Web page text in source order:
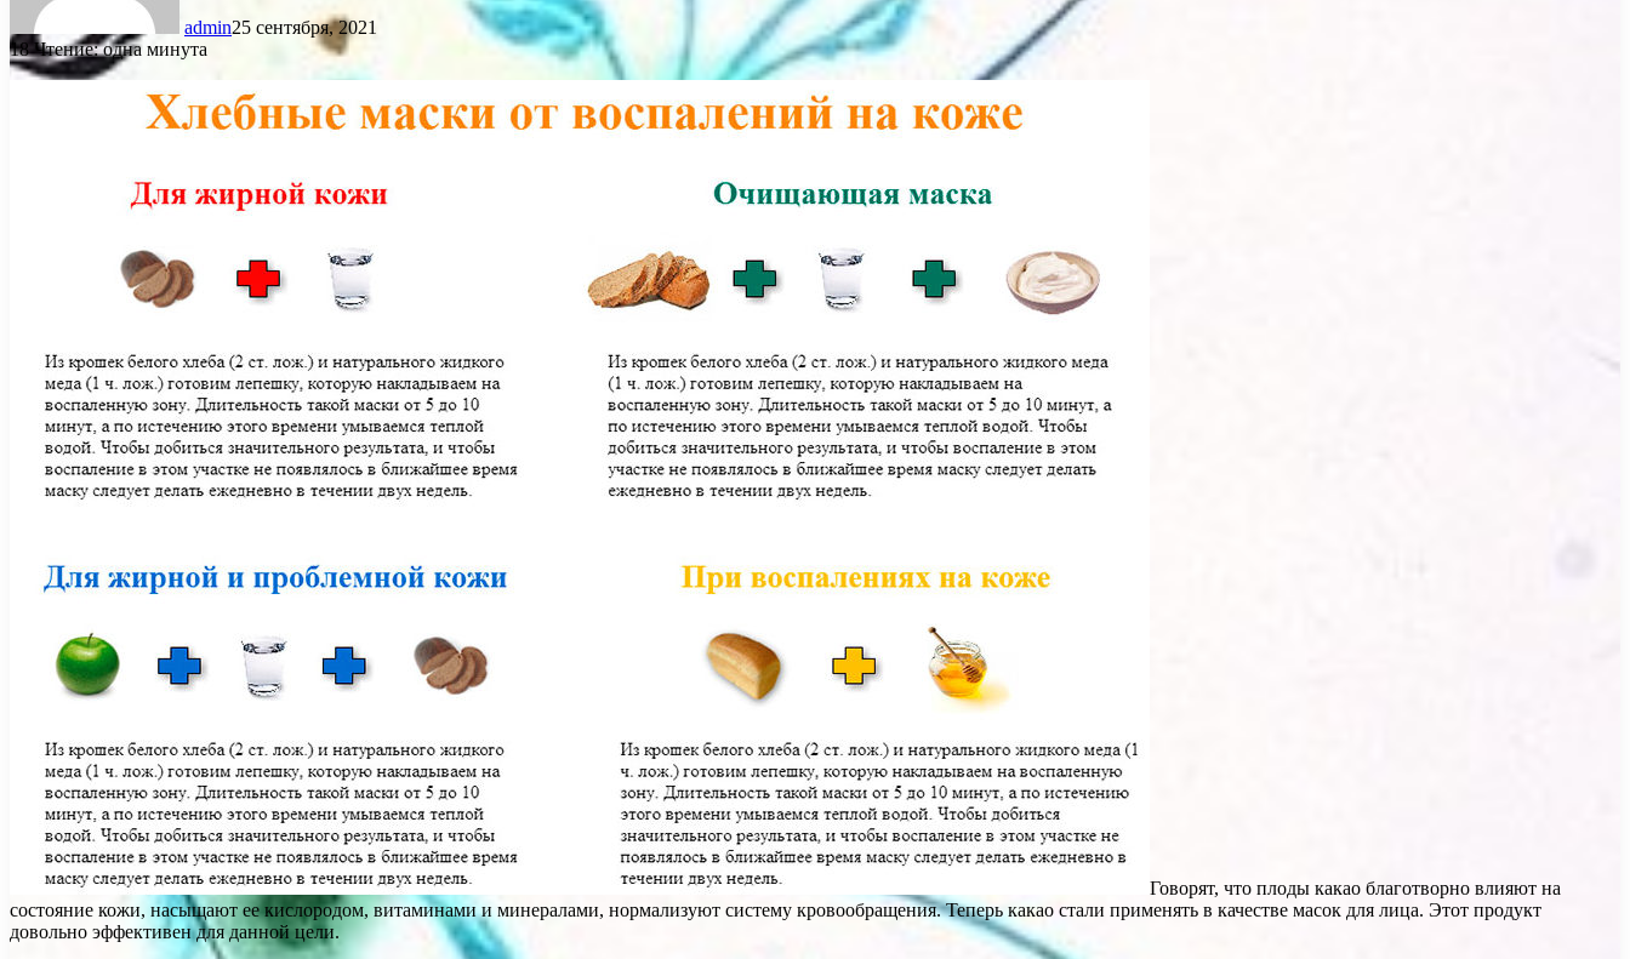
admin25 сентября, 2021
18Чтение: одна минута
Говорят, что плоды какао благотворно влияют на
состояние кожи, насыщают ее кислородом, витаминами и минералами, нормализуют систему кровообращения. Теперь какао стали применять в качестве масок для лица. Этот продукт
довольно эффективен для данной цели.